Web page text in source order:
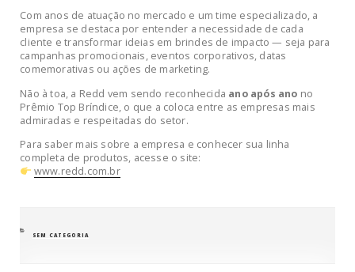
Com anos de atuação no mercado e um time especializado, a
empresa se destaca por entender a necessidade de cada
cliente e transformar ideias em brindes de impacto — seja para
campanhas promocionais, eventos corporativos, datas
comemorativas ou ações de marketing.
Não à toa, a Redd vem sendo reconhecida ano após ano no
Prêmio Top Bríndice, o que a coloca entre as empresas mais
admiradas e respeitadas do setor.
Para saber mais sobre a empresa e conhecer sua linha
completa de produtos, acesse o site:
www.redd.com.br
CATEGORIAS
SEM CATEGORIA